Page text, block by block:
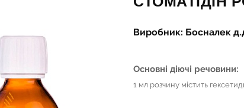
Виробник: Босналек
Основні діючі речовини:
1 мл розчину містить